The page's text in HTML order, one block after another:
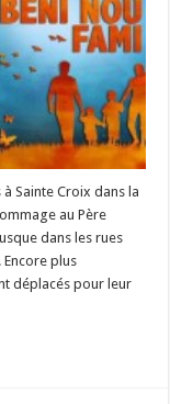
Sainte Croix dans la
au Père
dans les rues
plus
déplacés pour leur